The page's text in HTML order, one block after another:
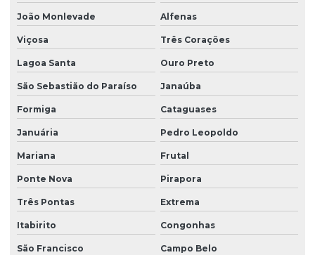
João Monlevade Alfenas
Viçosa Três Corações
Lagoa Santa Ouro Preto
São Sebastião do Paraíso Janaúba
Formiga Cataguases
Januária Pedro Leopoldo
Mariana Frutal
Ponte Nova Pirapora
Três Pontas Extrema
Itabirito Congonhas
São Francisco Campo Belo